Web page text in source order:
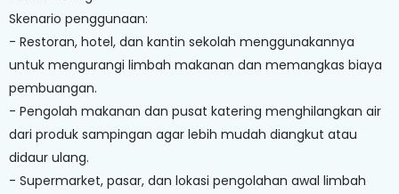
Skenario penggunaan:
- Restoran, hotel, dan kantin sekolah menggunakannya
untuk mengurangi limbah makanan dan memangkas biaya
pembuangan.
- Pengolah makanan dan pusat katering menghilangkan air
dari produk sampingan agar lebih mudah diangkut atau
didaur ulang.
- Supermarket, pasar, dan lokasi pengolahan awal limbah